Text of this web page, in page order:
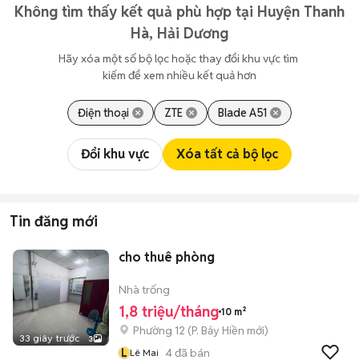
Không tìm thấy kết quả phù hợp tại Huyện Thanh
Hà, Hải Dương
Hãy xóa một số bộ lọc hoặc thay đổi khu vực tìm
kiếm để xem nhiều kết quả hơn
Điện thoại ZTE Blade A51
Đổi khu vực Xóa tất cả bộ lọc
Tin đăng mới
33 giây trước 3
cho thuê phòng
Nhà trống
1,8 triệu/tháng 10 m²
Phường 12 (P. Bảy Hiền mới)
L Lê Mai 4đã bán